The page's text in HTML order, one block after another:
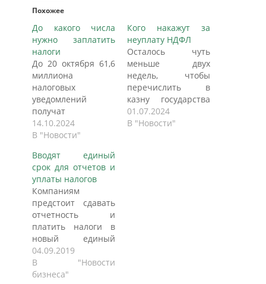
Похожее
До какого числа
нужно заплатить
налоги
До 20 октября 61,6
миллиона
налоговых
уведомлений
получат
собственники
квартир, дач,
земельных
участков и
автомобилей. Будет
и новый налог для
тех, чей доход по
вкладам в 2023 году
превысил 150
тысяч рублей.
Начисленные
суммы надо внести
в казну государства
14.10.2024
В "Новости"
Кого накажут за
неуплату НДФЛ
Осталось чуть
меньше двух
недель, чтобы
перечислить в
казну государства
налог на доходы
физических лиц за
01.07.2024
В "Новости"
Вводят единый
срок для отчетов и
уплаты налогов
Компаниям
предстоит сдавать
отчетность и
платить налоги в
новый единый
срок. У редакции
УНП есть проект
изменений в НК,
04.09.2019
В "Новости
бизнеса"